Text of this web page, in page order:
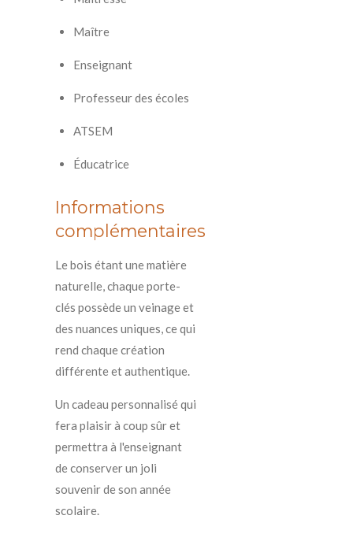
Maître
Enseignant
Professeur des écoles
ATSEM
Éducatrice
Informations
complémentaires
Le bois étant une matière
naturelle, chaque porte-
clés possède un veinage et
des nuances uniques, ce qui
rend chaque création
différente et authentique.
Un cadeau personnalisé qui
fera plaisir à coup sûr et
permettra à l'enseignant
de conserver un joli
souvenir de son année
scolaire.